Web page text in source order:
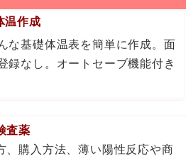
温作成
な基礎体温表を簡単に作成。面
録なし。オートセーブ機能付き
査薬
、購入方法、薄い陽性反応や商